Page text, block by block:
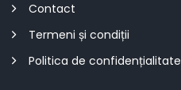
Contact
Termeni și condiții
Politica de confidențialitate